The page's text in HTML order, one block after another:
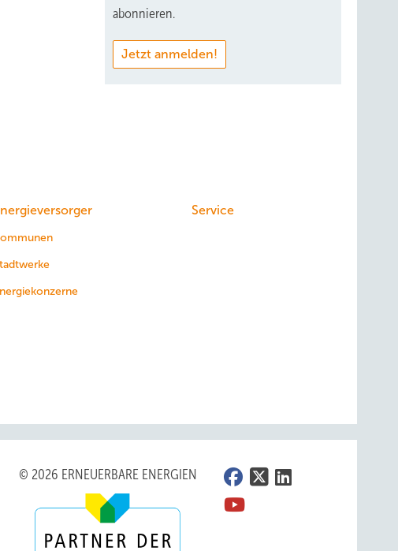
abonnieren.
Jetzt anmelden!
Service
© 2026 ERNEUERBARE ENERGIEN